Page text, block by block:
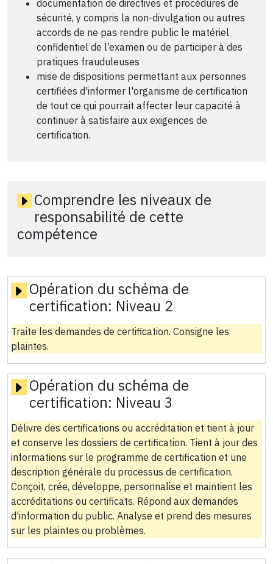
documentation de directives et procédures de
sécurité, y compris la non-divulgation ou autres
accords de ne pas rendre public le matériel
confidentiel de l’examen ou de participer à des
pratiques frauduleuses
mise de dispositions permettant aux personnes
certifiées d'informer l'organisme de certification
de tout ce qui pourrait affecter leur capacité à
continuer à satisfaire aux exigences de
certification.
Comprendre les niveaux de
responsabilité de cette
compétence
Opération du schéma de
certification: Niveau 2
Traite les demandes de certification. Consigne les
plaintes.
Opération du schéma de
certification: Niveau 3
Délivre des certifications ou accréditation et tient à jour
et conserve les dossiers de certification. Tient à jour des
informations sur le programme de certification et une
description générale du processus de certification.
Conçoit, crée, développe, personnalise et maintient les
accréditations ou certificats. Répond aux demandes
d'information du public. Analyse et prend des mesures
sur les plaintes ou problèmes.